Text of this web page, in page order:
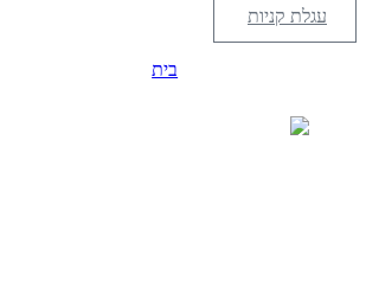
עגלת קניות
בית